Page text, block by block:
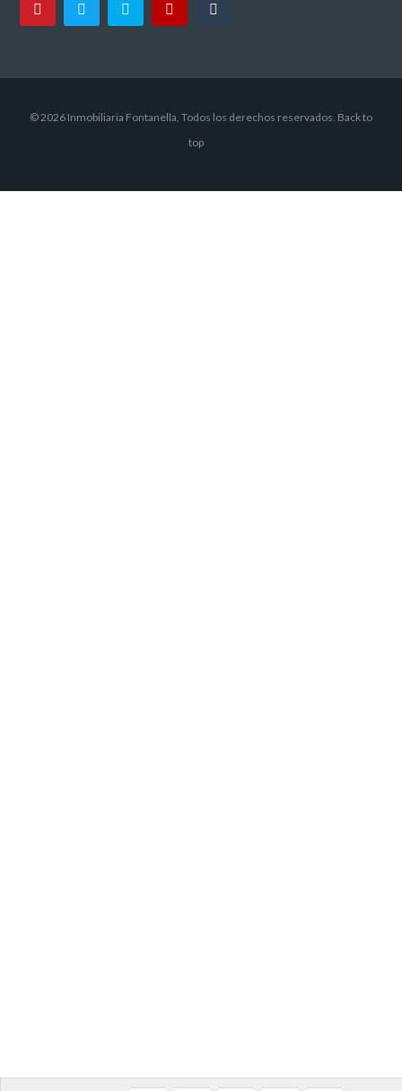
© 2026 Inmobiliaria Fontanella, Todos los derechos reservados. Back to
top